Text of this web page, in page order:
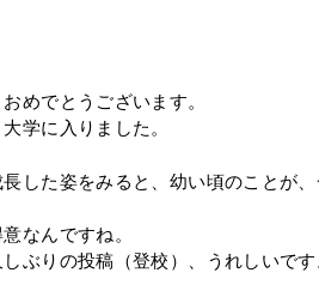
めでとうございます。
学に入りました。
した姿をみると、幼い頃のことが、
なんですね。
ぶりの投稿（登校）、うれしいです